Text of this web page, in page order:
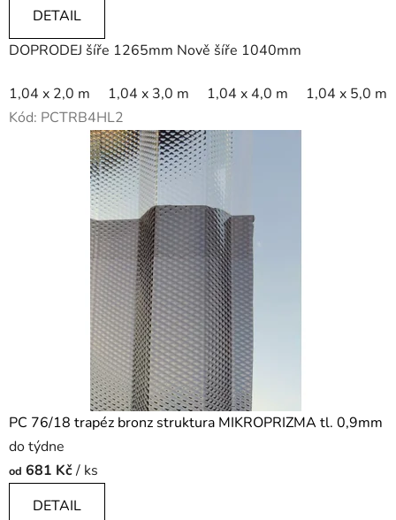
DETAIL
DOPRODEJ šíře 1265mm Nově šíře 1040mm
1,04 x 2,0 m 1,04 x 3,0 m 1,04 x 4,0 m
1,04 x 5,0 m
Kód: PCTRB4HL2
PC 76/18 trapéz bronz struktura MIKROPRIZMA tl. 0,9mm
do týdne
od 681 Kč/ ks
DETAIL